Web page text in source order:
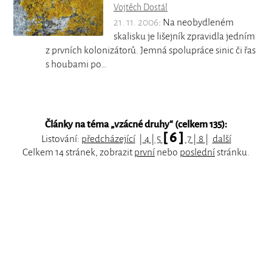
Vojtěch Dostál
21. 11. 2006: Na neobydleném
skalisku je lišejník zpravidla jedním
z prvních kolonizátorů. Jemná spolupráce sinic či řas
s houbami po…
Články na téma „vzácné druhy“ (celkem 135):
Listování: předcházející| 4 5 [ 6 ] 7 8
další
Celkem 14 stránek, zobrazitprvní nebo poslednístránku.